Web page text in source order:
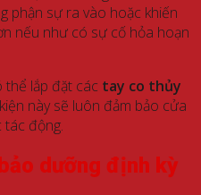
phận sự ra vào hoặc khiến
nếu như có sự cố hỏa hoạn
thể lắp đặt các tay co thủy
này sẽ luôn đảm bảo cửa
tác động.
dưỡng định kỳ